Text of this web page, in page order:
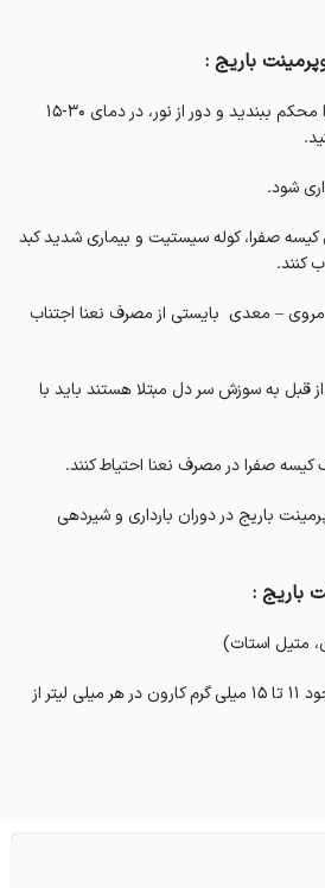
باریج :
بعد از مصرف، درب ظرف را محکم ببندید و دور از نور، در دمای 30-15
شود.
کیسه صفرا، کوله سیستیت و بیماری شدید کبد
کنند.
مروی – معدی بایستی از مصرف نعنا اجتناب
قبل به سوزش سر دل مبتلا هستند باید با
کیسه صفرا در مصرف نعنا احتیاط کنند.
باریج در دوران بارداری و شیردهی
باریج :
متیل استات)
استاندارد شده بر اساس وجود 11 تا 15 میلی گرم کارون در هر میلی ‎لیتر از